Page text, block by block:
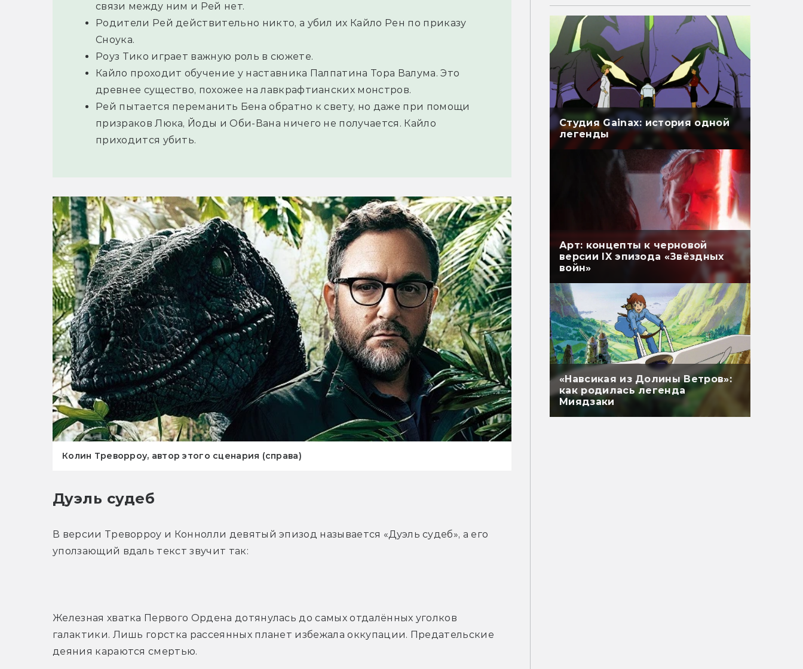
связи между ним и Рей нет.
Родители Рей действительно никто, а убил их Кайло Рен по приказу
Сноука.
Роуз Тико играет важную роль в сюжете.
Кайло проходит обучение у наставника Палпатина Тора Валума. Это
древнее существо, похожее на лавкрафтианских монстров.
Рей пытается переманить Бена обратно к свету, но даже при помощи
призраков Люка, Йоды и Оби-Вана ничего не получается. Кайло
приходится убить.
Колин Треворроу, автор этого сценария (справа)
Дуэль судеб
В версии Треворроу и Коннолли девятый эпизод называется «Дуэль судеб», а его
уползающий вдаль текст звучит так:
Железная хватка Первого Ордена дотянулась до самых отдалённых уголков
галактики. Лишь горстка рассеянных планет избежала оккупации. Предательские
деяния караются смертью.
Студия Gainax: история одной
легенды
Арт: концепты к черновой
версии IX эпизода «Звёздных
войн»
«Навсикая из Долины Ветров»:
как родилась легенда
Миядзаки